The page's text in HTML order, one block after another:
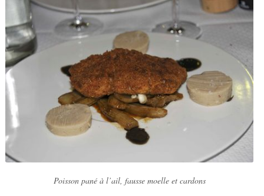
Poisson pané à l’ail, fausse moelle et cardons